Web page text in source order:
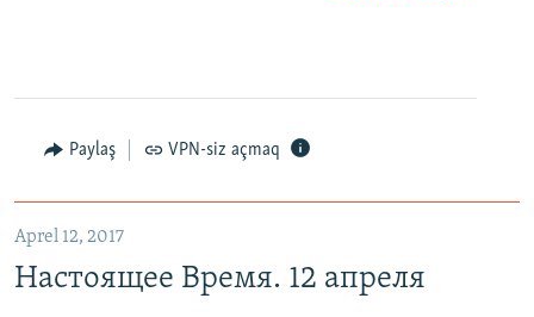
Paylaş VPN-siz açmaq
Aprel 12, 2017
Настоящее Время. 12 апреля